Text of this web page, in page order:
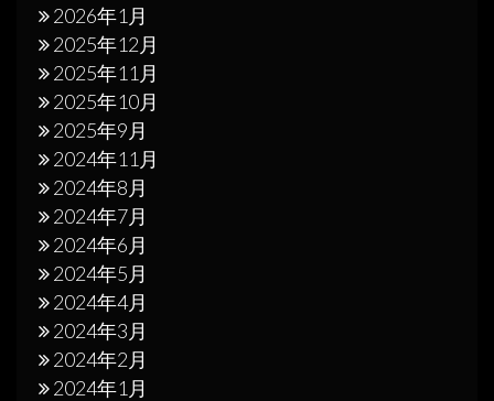
2026年1月
2025年12月
2025年11月
2025年10月
2025年9月
2024年11月
2024年8月
2024年7月
2024年6月
2024年5月
2024年4月
2024年3月
2024年2月
2024年1月